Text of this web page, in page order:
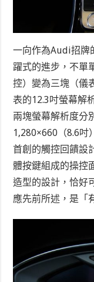
一向作為Audi招牌
躍式的進步，不單
控）變為三塊（儀
表的12.3吋螢幕解
兩塊螢幕解析度分
1,280×660（8.6吋
首創的觸控回饋設
體按鍵組成的操控
造型的設計，恰好
應先前所述，是「